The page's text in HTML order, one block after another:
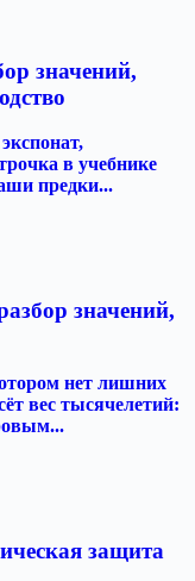
значений,
в учебнике
предки...
значений,
нет лишних
вес тысячелетий:
защита